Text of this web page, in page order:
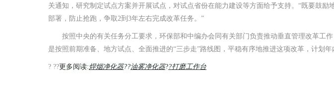
关通知，研究制定试点方案并开展试点，对试点省份在能力建设等方面给予支持。“既要鼓励
部署，防止抢跑，争取2到3年左右完成改革任务。”
按照中央的有关任务分工要求，环保部和中编办会同有关部门负责推动垂直管理改革工作
是按照前期准备、地方试点、全面推进的“三步走”路线图，平稳有序地推进这项改革，计划年
? ??更多阅读:焊烟净化器??油雾净化器??打磨工作台